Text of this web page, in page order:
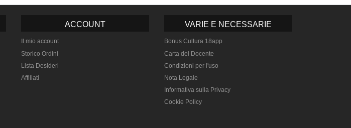
ACCOUNT
Il mio account
Storico Ordini
Lista Desideri
Affiliati
VARIE E NECESSARIE
Bonus Cultura 18app
Carta del Docente
Condizioni per l'uso
Nota Legale
Informativa sulla Privacy
Cookie Policy